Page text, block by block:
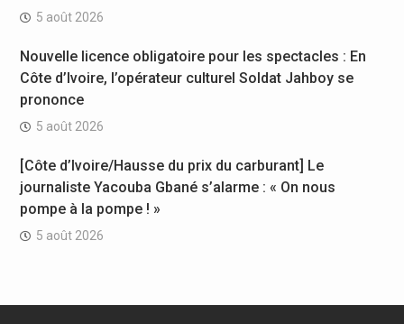
5 août 2026
Nouvelle licence obligatoire pour les spectacles : En
Côte d’Ivoire, l’opérateur culturel Soldat Jahboy se
prononce
5 août 2026
[Côte d’Ivoire/Hausse du prix du carburant] Le
journaliste Yacouba Gbané s’alarme : « On nous
pompe à la pompe ! »
5 août 2026